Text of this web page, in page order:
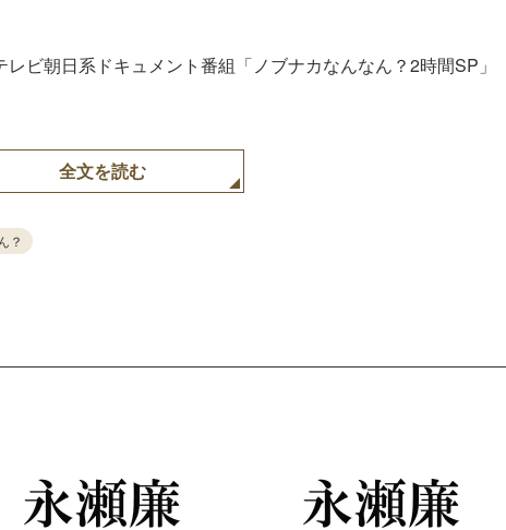
レビ朝日系ドキュメント番組「ノブナカなんなん？2時間SP」
全文を読む
？